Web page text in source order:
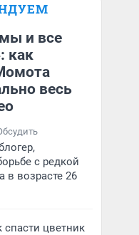
и все
как
весь
с редкой
в возрасте 26
спасти цветник